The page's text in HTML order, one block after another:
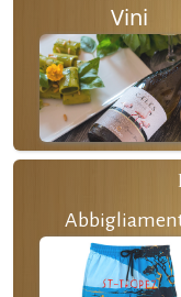
Vini